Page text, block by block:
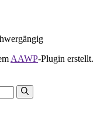
AAWP-Plugin erstellt.